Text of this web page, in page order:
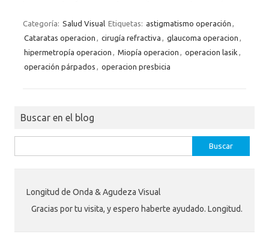
Categoría: Salud Visual Etiquetas: astigmatismo operación ,
Cataratas operacion , cirugía refractiva , glaucoma operacion ,
hipermetropía operacion , Miopía operacion , operacion lasik ,
operación párpados , operacion presbicia
Buscar en el blog
Longitud de Onda & Agudeza Visual
Gracias por tu visita, y espero haberte ayudado. Longitud.